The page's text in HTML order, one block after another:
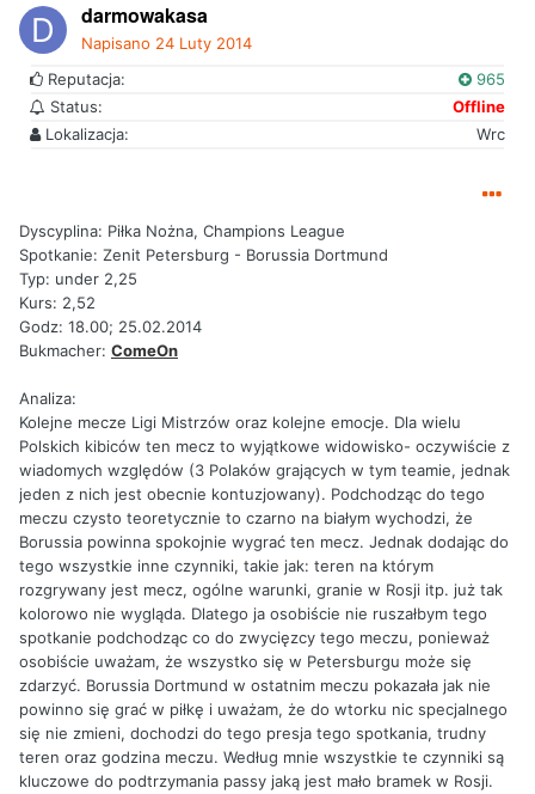
darmowakasa
Napisano 24 Luty 2014
Reputacja:
965
Status:
Offline
Lokalizacja:
Wrc
Dyscyplina: Piłka Nożna, Champions League
Spotkanie: Zenit Petersburg - Borussia Dortmund
Typ: under 2,25
Kurs: 2,52
Godz: 18.00; 25.02.2014
Bukmacher: ComeOn
Analiza:
Kolejne mecze Ligi Mistrzów oraz kolejne emocje. Dla wielu
Polskich kibiców ten mecz to wyjątkowe widowisko- oczywiście z
wiadomych względów (3 Polaków grających w tym teamie, jednak
jeden z nich jest obecnie kontuzjowany). Podchodząc do tego
meczu czysto teoretycznie to czarno na białym wychodzi, że
Borussia powinna spokojnie wygrać ten mecz. Jednak dodając do
tego wszystkie inne czynniki, takie jak: teren na którym
rozgrywany jest mecz, ogólne warunki, granie w Rosji itp. już tak
kolorowo nie wygląda. Dlatego ja osobiście nie ruszałbym tego
spotkanie podchodząc co do zwycięzcy tego meczu, ponieważ
osobiście uważam, że wszystko się w Petersburgu może się
zdarzyć. Borussia Dortmund w ostatnim meczu pokazała jak nie
powinno się grać w piłkę i uważam, że do wtorku nic specjalnego
się nie zmieni, dochodzi do tego presja tego spotkania, trudny
teren oraz godzina meczu. Według mnie wszystkie te czynniki są
kluczowe do podtrzymania passy jaką jest mało bramek w Rosji.